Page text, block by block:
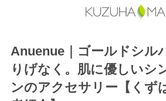
Anuenue｜ゴールドシル
りげなく。肌に優しいシ
ンのアクセサリー【くず